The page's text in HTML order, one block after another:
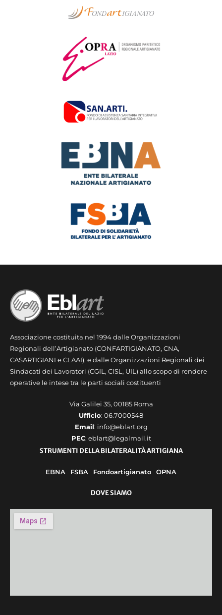
Associazione costituita nel 1994 dalle Organizzazioni
Regionali dell’Artigianato (CONFARTIGIANATO, CNA,
CASARTIGIANI e CLAAI), e dalle Organizzazioni Regionali dei
Sindacati dei Lavoratori (CGIL, CISL, UIL) allo scopo di rendere
operative le intese tra le parti sociali costituenti
Via Galilei 35, 00185 Roma
Ufficio: 06.7000548
Email: info@eblart.org
PEC: eblart@legalmail.it
STRUMENTI DELLA BILATERALITÀ ARTIGIANA
EBNA FSBA Fondoartigianato OPNA
DOVE SIAMO